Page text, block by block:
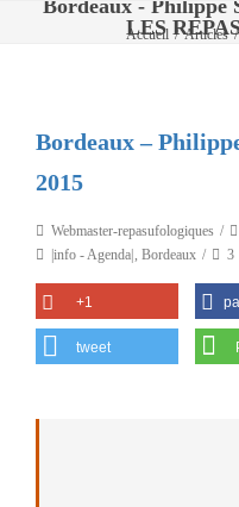
Bordeaux - Philippe
LES
Accueil / Articles /
Bordeaux –
2015
Webmaster-repasufologiques
|info - Agenda| , Bordeaux 3
+1
tweet